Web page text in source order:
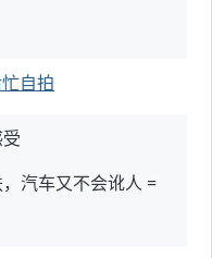
自拍
汽车又不会讹人 =